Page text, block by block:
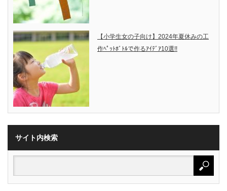
【小学生女の子向け】2024年夏休みの工
作ﾍﾟｯﾄﾎﾞﾄﾙで作るｱｲﾃﾞｱ10選!!
サイト内検索